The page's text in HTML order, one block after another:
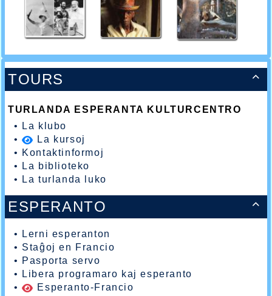

TOURS
TURLANDA ESPERANTA KULTURCENTRO
•
La klubo
•
La kursoj
• Kontaktinformoj
•
La biblioteko
•
La turlanda luko

ESPERANTO
•
Lerni esperanton
• Staĝoj en Francio
• Pasporta servo
•
Libera programaro kaj esperanto
•
Esperanto-Francio